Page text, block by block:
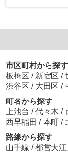
市区町村から探す
板橋区 / 新宿区 /
渋谷区 / 大田区 /
町名から探す
上池台 / 代々木 /
西早稲田 / 本町 /
路線から探す
山手線 / 都営大江